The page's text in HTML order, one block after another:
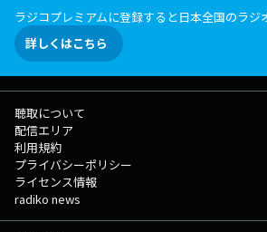
ラジコプレミアムに登録すると日本全国のラジ
詳しくはこちら
聴取について
配信エリア
利用規約
プライバシーポリシー
ライセンス情報
radiko news